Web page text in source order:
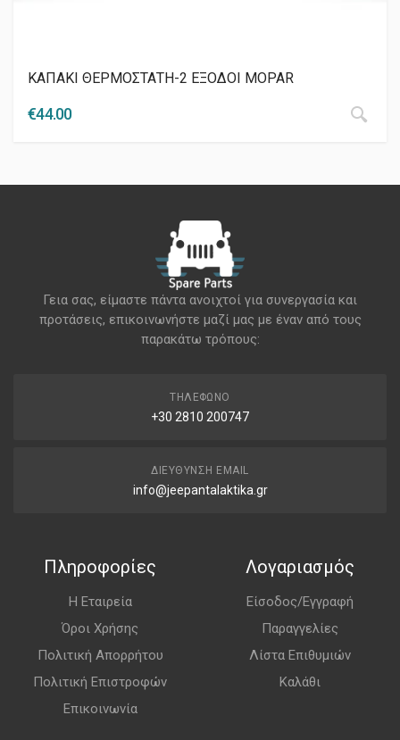
ΚΑΠΑΚΙ ΘΕΡΜΟΣΤΑΤΗ-2 ΕΞΟΔΟΙ MOPAR
€44.00
Γεια σας, είμαστε πάντα ανοιχτοί για συνεργασία και
προτάσεις, επικοινωνήστε μαζί μας με έναν από τους
παρακάτω τρόπους:
ΤΗΛΈΦΩΝΟ
+30 2810 200747
ΔΙΕΎΘΥΝΣΗ EMAIL
info@jeepantalaktika.gr
Πληροφορίες
Η Εταιρεία
Όροι Χρήσης
Πολιτική Απορρήτου
Πολιτική Επιστροφών
Επικοινωνία
Λογαριασμός
Είσοδος/Εγγραφή
Παραγγελίες
Λίστα Επιθυμιών
Καλάθι